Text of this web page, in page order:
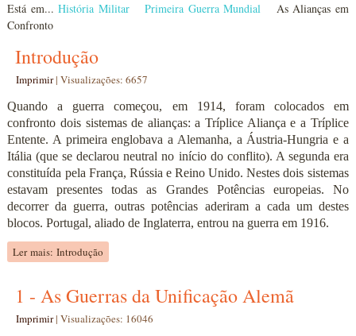
Está em...História Militar Primeira Guerra Mundial
As Alianças em
Confronto
Introdução
Imprimir|Visualizações: 6657
Quando a guerra começou, em 1914, foram colocados em
confronto dois sistemas de alianças: a Tríplice Aliança e a Tríplice
Entente. A primeira englobava a Alemanha, a Áustria-Hungria e a
Itália (que se declarou neutral no início do conflito). A segunda era
constituída pela França, Rússia e Reino Unido. Nestes dois sistemas
estavam presentes todas as Grandes Potências europeias. No
decorrer da guerra, outras potências aderiram a cada um destes
blocos. Portugal, aliado de Inglaterra, entrou na guerra em 1916.
Ler mais: Introdução
1 - As Guerras da Unificação Alemã
Imprimir|Visualizações: 16046